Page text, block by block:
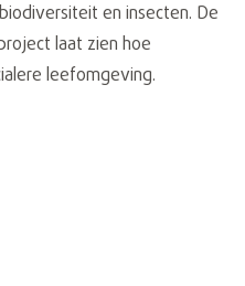
en insecten. De
laat zien hoe
leefomgeving.